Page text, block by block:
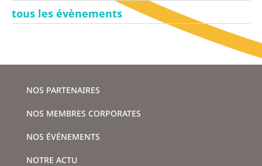
tous les évènements
NOS PARTENAIRES
NOS MEMBRES CORPORATES
NOS ÉVÉNEMENTS
NOTRE ACTU